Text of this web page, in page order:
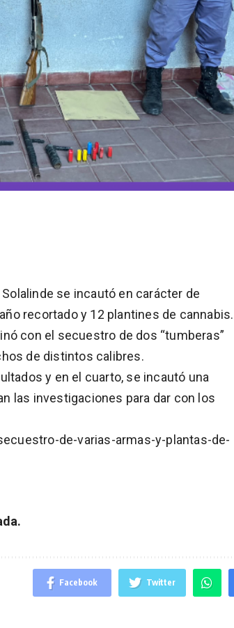
se incautó en carácter de
recortado y 12 plantines de cannabis.
con el secuestro de dos “tumberas”
de distintos calibres.
y en el cuarto, se incautó una
las investigaciones para dar con los
de-varias-armas-y-plantas-de-
Facebook Twitter